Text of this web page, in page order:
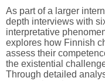
As part of a larger
depth interviews with
interpretative
explores how Finnish
assess their
the existential
Through detailed